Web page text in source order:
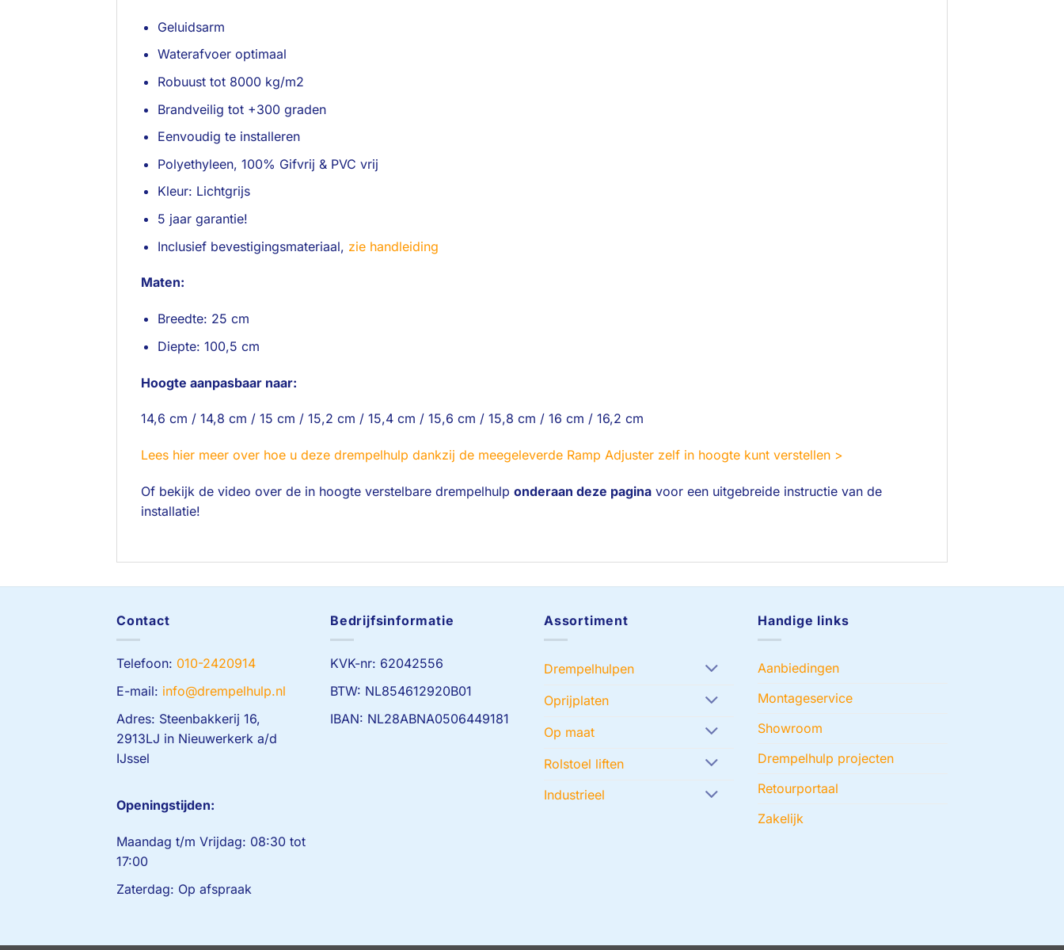
Geluidsarm
Waterafvoer optimaal
Robuust tot 8000 kg/m2
Brandveilig tot +300 graden
Eenvoudig te installeren
Polyethyleen, 100% Gifvrij & PVC vrij
Kleur: Lichtgrijs
5 jaar garantie!
Inclusief bevestigingsmateriaal, zie handleiding
Maten:
Breedte: 25 cm
Diepte: 100,5 cm
Hoogte aanpasbaar naar:
14,6 cm / 14,8 cm / 15 cm / 15,2 cm / 15,4 cm / 15,6 cm / 15,8 cm / 16 cm / 16,2 cm
Lees hier meer over hoe u deze drempelhulp dankzij de meegeleverde Ramp Adjuster zelf in hoogte kunt verstellen >
Of bekijk de video over de in hoogte verstelbare drempelhulp onderaan deze pagina voor een uitgebreide instructie van de
installatie!
Contact
Telefoon: 010-2420914
E-mail: info@drempelhulp.nl
Adres: Steenbakkerij 16,
2913LJ in Nieuwerkerk a/d
IJssel
Openingstijden:
Maandag t/m Vrijdag: 08:30 tot
17:00
Zaterdag: Op afspraak
Bedrijfsinformatie
KVK-nr: 62042556
BTW: NL854612920B01
IBAN: NL28ABNA0506449181
Assortiment
Drempelhulpen
Oprijplaten
Op maat
Rolstoel liften
Industrieel
Handige links
Aanbiedingen
Montageservice
Showroom
Drempelhulp projecten
Retourportaal
Zakelijk